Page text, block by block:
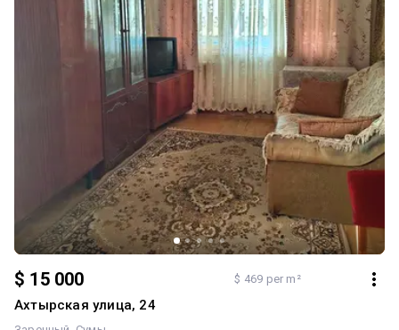
$ 15 000 $ 469 per m²
Ахтырская улица, 24